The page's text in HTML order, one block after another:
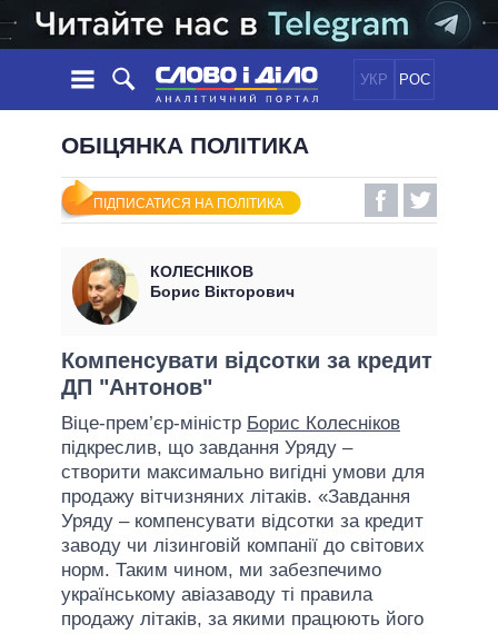
УКР РОС
НОВИНИ
СТРІЧКА
ПОДІЇ
СТАТТІ
ДУМКИ
ОГЛЯДИ
ДАЙДЖЕСТИ
ПОЛІТИКА
ЕКОНОМІКА
СВІТ
ОБIЦЯНКИ
УСІ ПОЛІТИКИ
ПРЕЗИДЕНТ І ОФІС
ВЕРХОВНА РАДА
КАБІНЕТ МІНІСТРІВ
ГОЛОВИ ОБЛАДМІНІСТРАЦІЙ
МЕРИ МІСТ
ВСІ ПЕРСОНИ
ІНФОГРАФІКА
ПІДТРИМАТИ
ПОРІВНЯННЯ ПОЛІТИКІВ
ОБІЦЯНКА ПОЛІТИКА
ПІДПИСАТИСЯ НА ПОЛІТИКА
КОЛЕСНІКОВ
Борис Вікторович
Компенсувати відсотки за кредит
ДП "Антонов"
Віце-прем’єр-міністр Борис Колесніков
підкреслив, що завдання Уряду –
створити максимально вигідні умови для
продажу вітчизняних літаків. «Завдання
Уряду – компенсувати відсотки за кредит
заводу чи лізинговій компанії до світових
норм. Таким чином, ми забезпечимо
українському авіазаводу ті правила
продажу літаків, за якими працюють його